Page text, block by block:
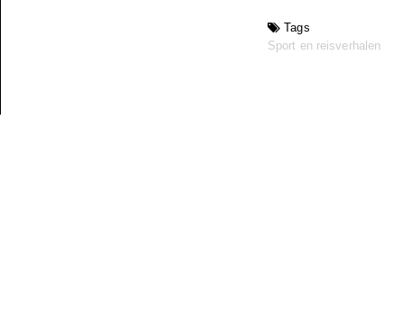
Tags
Sport en reisverhalen